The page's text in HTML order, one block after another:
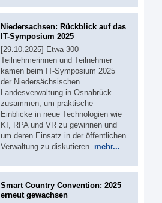
Niedersachsen: Rückblick auf das
IT-Symposium 2025
[29.10.2025] Etwa 300
Teilnehmerinnen und Teilnehmer
kamen beim IT-Symposium 2025
der Niedersächsischen
Landesverwaltung in Osnabrück
zusammen, um praktische
Einblicke in neue Technologien wie
KI, RPA und VR zu gewinnen und
um deren Einsatz in der öffentlichen
Verwaltung zu diskutieren. mehr...
Smart Country Convention: 2025
erneut gewachsen